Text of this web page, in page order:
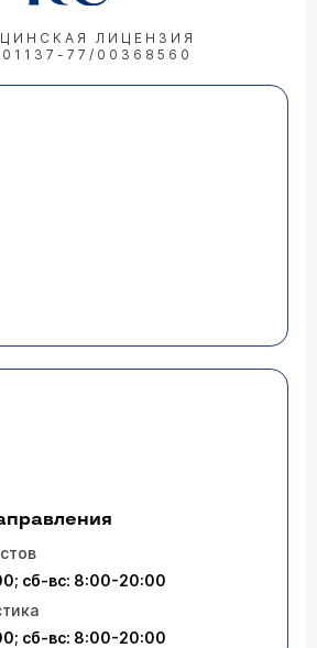
ЛИЦЕНЗИЯ
77/00368560
сб-вс: 8:00-20:00
сб-вс: 8:00-20:00